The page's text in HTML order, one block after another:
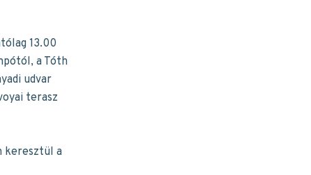
13.00
a Tóth
udvar
terasz
keresztül a